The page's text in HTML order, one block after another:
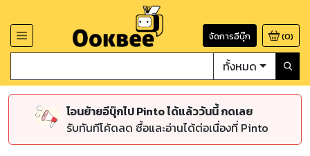
จัดการอีบุ๊ก (0)
ทั้งหมด
โอนย้ายอีบุ๊กไป Pinto ได้แล้ววันนี้ กดเลย
รับทันทีโค้ดลด ซื้อและอ่านได้ต่อเนื่องที่ Pinto